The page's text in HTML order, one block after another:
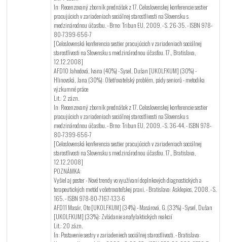
In: Recenzovaný zborník prednášok z 17. Celoslovenskej konferencie sestier
pracujúcich v zariadeniach sociálnej starostlivosti na Slovensku s
medzinárodnou účasťou. - Brno: Tribun EU, 2009. - S. 26-35. - ISBN 978-
80-7399-656-7
[Celoslovenská konferencia sestier pracujúcich v zariadeniach sociálnej
starostlivosti na Slovensku s medzinárodnou účasťou. 17., Bratislava,
12.12.2008]
AFD10 Jahodová, Ivana (40%) - Sysel, Dušan [UKOLFKUM] (30%) -
Hlinovská, Jana (30%): Ošetřovatelský problém, pády seniorů - metodika
výzkumné práce
Lit.: 2 zázn.
In: Recenzovaný zborník prednášok z 17. Celoslovenskej konferencie sestier
pracujúcich v zariadeniach sociálnej starostlivosti na Slovensku s
medzinárodnou účasťou. - Brno: Tribun EU, 2009. - S. 36-44. - ISBN 978-
80-7399-656-7
[Celoslovenská konferencia sestier pracujúcich v zariadeniach sociálnej
starostlivosti na Slovensku s medzinárodnou účasťou. 17., Bratislava,
12.12.2008]
POZNÁMKA:
Vyšiel aj poster - Nové trendy vo využívaní doplnkových diagnostických a
terapeutických metód v ošetrovateľskej praxi. - Bratislava: Asklepios, 2008. - S.
165. - ISBN 978-80-7167-133-6
AFD11 Masár, Oto [UKOLFKUM] (34%) - Masárová, G. (33%) - Sysel, Dušan
[UKOLFKUM] (33%): Zvládanie anafylaktických reakcií
Lit.: 20 zázn.
In: Postavenie sestry v zariadeniech sociálnej starostlivosti. - Bratislava: